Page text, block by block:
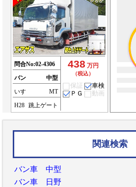
問合No:02-4306
バン
中型
いすゞ
MT
H28
跳上ゲート
438 万円
（税込）
保証
車検
ＰＧ
動画
関連検索
バン車 中型
バン車 日野